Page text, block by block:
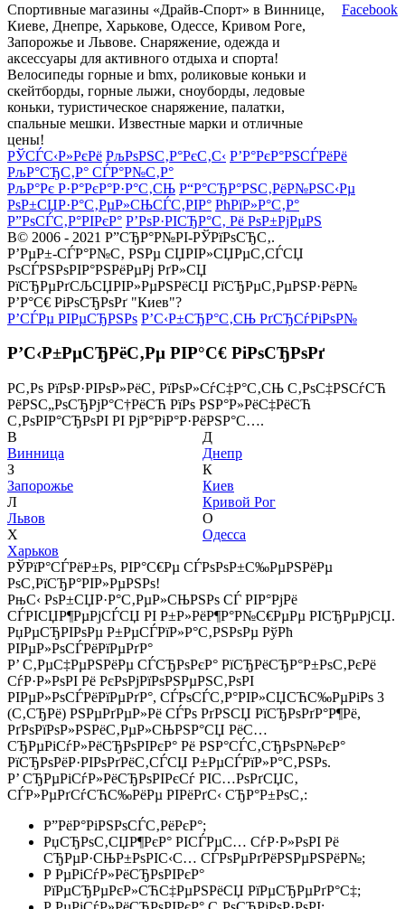
Спортивные магазины «Драйв-Спорт» в Виннице,
Киеве, Днепре, Харькове, Одессе, Кривом Роге,
Запорожье и Львове. Снаряжение, одежда и
аксессуары для активного отдыха и спорта!
Велосипеды горные и bmx, роликовые коньки и
скейтборды, горные лыжи, сноуборды, ледовые
коньки, туристическое снаряжение, палатки,
спальные мешки. Известные марки и отличные
цены!
Facebook
РЎСЃС‹Р»РєРё РљРѕРЅС‚Р°РєС‚С‹ Р’Р°РєР°РЅСЃРёРё
РљР°СЂС‚Р° СЃР°Р№С‚Р°
РљР°Рє Р·Р°РєР°Р·Р°С‚СЊ Р“Р°СЂР°РЅС‚РёР№РЅС‹Рµ
РѕР±СЏР·Р°С‚РµР»СЊСЃС‚РІР° РћРїР»Р°С‚Р°
Р”РѕСЃС‚Р°РІРєР° Р’РѕР·РІСЂР°С‚ Рё РѕР±РјРµРЅ
В© 2006 - 2021 Р”СЂР°Р№РІ-РЎРїРѕСЂС‚.
Р’РµР±-СЃР°Р№С‚ РЅРµ СЏРІР»СЏРµС‚СЃСЏ
РѕСЃРЅРѕРІР°РЅРёРµРј РґР»СЏ
РїСЂРµРґСЉСЏРІР»РµРЅРёСЏ РїСЂРµС‚РµРЅР·РёР№
Р’Р°С€ РіРѕСЂРѕРґ "Киев"?
Р’СЃРµ РІРµСЂРЅРѕ Р’С‹Р±СЂР°С‚СЊ РґСЂСѓРіРѕР№
Р’С‹Р±РµСЂРёС‚Рµ РІР°С€ РіРѕСЂРѕРґ
Р­С‚Рѕ РїРѕР·РІРѕР»РёС‚ РїРѕР»СѓС‡Р°С‚СЊ С‚РѕС‡РЅСѓСЋ
РёРЅС„РѕСЂРјР°С†РёСЋ РїРѕ РЅР°Р»РёС‡РёСЋ
С‚РѕРІР°СЂРѕРІ РІ РјР°РіР°Р·РёРЅР°С….
В
Винница
З
Запорожье
Л
Львов
Х
Харьков
Д
Днепр
К
Киев
Кривой Рог
О
Одесса
РЎРїР°СЃРёР±Рѕ, РІР°С€Рµ СЃРѕРѕР±С‰РµРЅРёРµ
РѕС‚РїСЂР°РІР»РµРЅРѕ!
РњС‹ РѕР±СЏР·Р°С‚РµР»СЊРЅРѕ СЃ РІР°РјРё
СЃРІСЏР¶РµРјСЃСЏ РІ Р±Р»РёР¶Р°Р№С€РµРµ РІСЂРµРјСЏ.
РџРµСЂРІРѕРµ Р±РµСЃРїР»Р°С‚РЅРѕРµ РўРћ
РІРµР»РѕСЃРёРїРµРґР°
Р’ С‚РµС‡РµРЅРёРµ СЃСЂРѕРєР° РїСЂРёСЂР°Р±РѕС‚РєРё
СѓР·Р»РѕРІ Рё РєРѕРјРїРѕРЅРµРЅС‚РѕРІ
РІРµР»РѕСЃРёРїРµРґР°, СЃРѕСЃС‚Р°РІР»СЏСЋС‰РµРіРѕ 3
(С‚СЂРё) РЅРµРґРµР»Рё СЃРѕ РґРЅСЏ РїСЂРѕРґР°Р¶Рё,
РґРѕРїРѕР»РЅРёС‚РµР»СЊРЅР°СЏ РёС…
СЂРµРіСѓР»РёСЂРѕРІРєР° Рё РЅР°СЃС‚СЂРѕР№РєР°
РїСЂРѕРёР·РІРѕРґРёС‚СЃСЏ Р±РµСЃРїР»Р°С‚РЅРѕ.
Р’ СЂРµРіСѓР»РёСЂРѕРІРєСѓ РІС…РѕРґСЏС‚
СЃР»РµРґСѓСЋС‰РёРµ РІРёРґС‹ СЂР°Р±РѕС‚:
Р”РёР°РіРЅРѕСЃС‚РёРєР°;
РџСЂРѕС‚СЏР¶РєР° РІСЃРµС… СѓР·Р»РѕРІ Рё
СЂРµР·СЊР±РѕРІС‹С… СЃРѕРµРґРёРЅРµРЅРёР№;
Р РµРіСѓР»РёСЂРѕРІРєР°
РїРµСЂРµРєР»СЋС‡РµРЅРёСЏ РїРµСЂРµРґР°С‡;